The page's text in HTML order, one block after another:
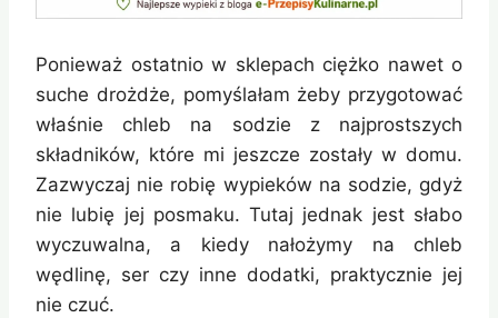
Ponieważ ostatnio w sklepach ciężko nawet o
suche drożdże, pomyślałam żeby przygotować
właśnie chleb na sodzie z najprostszych
składników, które mi jeszcze zostały w domu.
Zazwyczaj nie robię wypieków na sodzie, gdyż
nie lubię jej posmaku. Tutaj jednak jest słabo
wyczuwalna, a kiedy nałożymy na chleb
wędlinę, ser czy inne dodatki, praktycznie jej
nie czuć.